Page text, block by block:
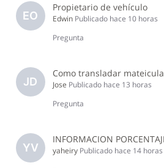
EO
Propietario de vehículo
Edwin Publicado hace 10 horas
Pregunta
JD
Como transladar mateicula
Jose Publicado hace 13 horas
Pregunta
YV yaheiry Publicado hace 14 horas